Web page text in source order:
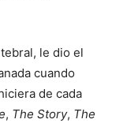
le dio el
cuando
de cada
, The Story, The